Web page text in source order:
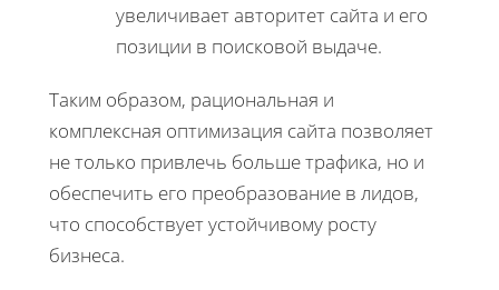
увеличивает авторитет сайта и его
позиции в поисковой выдаче.
Таким образом, рациональная и
комплексная оптимизация сайта позволяет
не только привлечь больше трафика, но и
обеспечить его преобразование в лидов,
что способствует устойчивому росту
бизнеса.